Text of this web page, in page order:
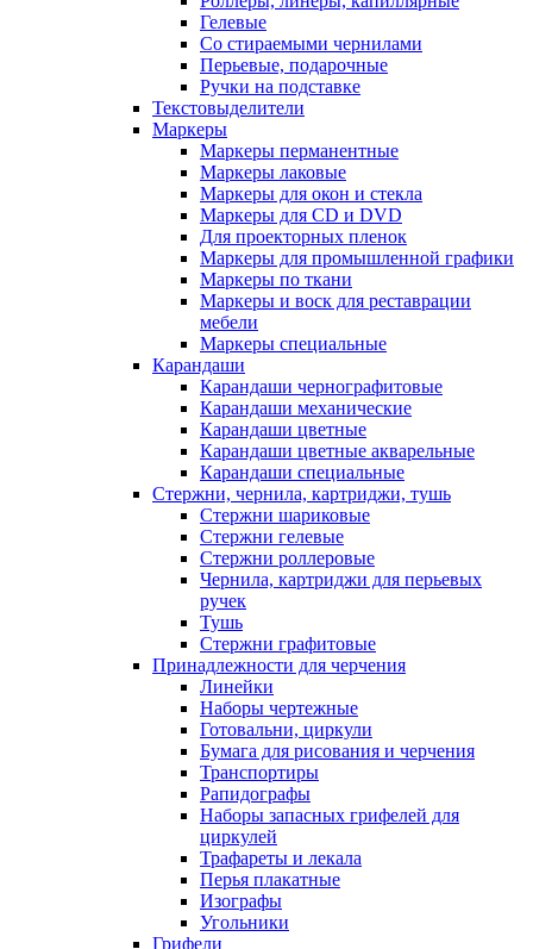
Гелевые
Со стираемыми чернилами
Перьевые, подарочные
Ручки на подставке
Текстовыделители
Маркеры
Маркеры перманентные
Маркеры лаковые
Маркеры для окон и стекла
Маркеры для CD и DVD
Для проекторных пленок
Маркеры для промышленной графики
Маркеры по ткани
Маркеры и воск для реставрации
мебели
Маркеры специальные
Карандаши
Карандаши чернографитовые
Карандаши механические
Карандаши цветные
Карандаши цветные акварельные
Карандаши специальные
Стержни, чернила, картриджи, тушь
Стержни шариковые
Стержни гелевые
Стержни роллеровые
Чернила, картриджи для перьевых
ручек
Тушь
Стержни графитовые
Принадлежности для черчения
Линейки
Наборы чертежные
Готовальни, циркули
Бумага для рисования и черчения
Транспортиры
Рапидографы
Наборы запасных грифелей для
циркулей
Трафареты и лекала
Перья плакатные
Изографы
Угольники
Грифели